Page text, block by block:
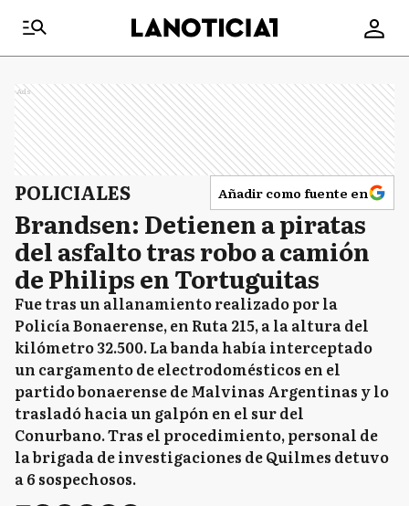
Ads
POLICIALES Añadir como fuente en
Brandsen: Detienen a piratas
del asfalto tras robo a camión
de Philips en Tortuguitas
Fue tras un allanamiento realizado por la
Policía Bonaerense, en Ruta 215, a la altura del
kilómetro 32.500. La banda había interceptado
un cargamento de electrodomésticos en el
partido bonaerense de Malvinas Argentinas y lo
trasladó hacia un galpón en el sur del
Conurbano. Tras el procedimiento, personal de
la brigada de investigaciones de Quilmes detuvo
a 6 sospechosos.